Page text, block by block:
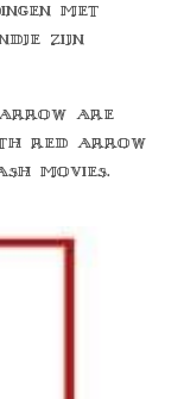
met
zijn
arrow are
red arrow
movies.